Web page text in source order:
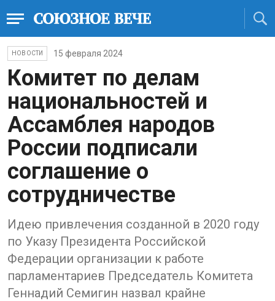
НОВОСТИ 15 февраля 2024
Комитет по делам
национальностей и
Ассамблея народов
России подписали
соглашение о
сотрудничестве
Идею привлечения созданной в 2020 году
по Указу Президента Российской
Федерации организации к работе
парламентариев Председатель Комитета
Геннадий Семигин назвал крайне